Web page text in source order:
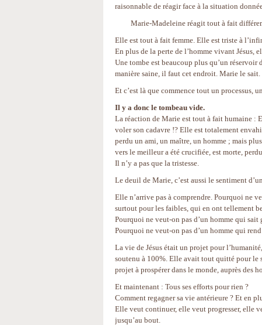
raisonnable de réagir face à la situation
Marie-Madeleine réagit tout à fait
Elle est tout à fait femme. Elle est triste à
En plus de la perte de l’homme vivant Jésus,
Une tombe est beaucoup plus qu’un
manière saine, il faut cet endroit. Marie le
Et c’est là que commence tout un processus,
Il y a donc le tombeau vide.
La réaction de Marie est tout à fait humaine :
voler son cadavre !? Elle est totalement
perdu un ami, un maître, un homme ; mais
vers le meilleur a été crucifiée, est morte,
Il n’y a pas que la tristesse.
Le deuil de Marie, c’est aussi le sentiment
Elle n’arrive pas à comprendre. Pourquoi ne
surtout pour les faibles, qui en ont tellement
Pourquoi ne veut-on pas d’un homme qui sait
Pourquoi ne veut-on pas d’un homme qui
La vie de Jésus était un projet pour
soutenu à 100%. Elle avait tout quitté pour le
projet à prospérer dans le monde, auprès des
Et maintenant : Tous ses efforts pour rien ?
Comment regagner sa vie antérieure ? Et en
Elle veut continuer, elle veut progresser, elle
jusqu’au bout.